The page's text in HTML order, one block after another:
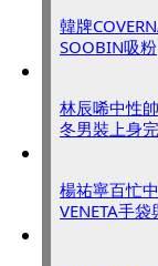
韓牌
SOOBIN吸粉
林辰唏中性
冬男裝上身
楊祐寧百忙
VENETA手